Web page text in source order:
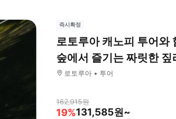
즉시확정
로토루아 캐노피 투어와
숲에서 즐기는 짜릿한 짚
로토루아 투어
162,915원
19%131,585원~